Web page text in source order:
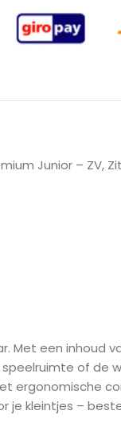
Junior – ZV,
Met een inhoud
of de
ergonomische
je kleintjes –